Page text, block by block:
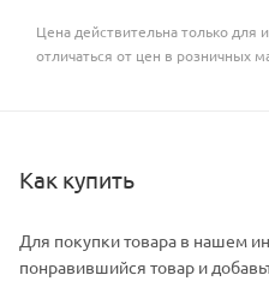
Цена действительна только для
отличаться от цен в розничных
Как купить
Для покупки товара в нашем
понравившийся товар и